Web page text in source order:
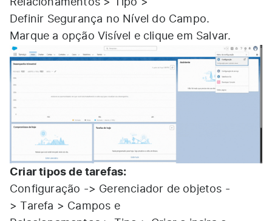
Relacionamentos > Tipo >
Definir Segurança no Nível do Campo.
Marque a opção Visível e clique em Salvar.
Criar tipos de tarefas:
Configuração -> Gerenciador de objetos -
> Tarefa > Campos e